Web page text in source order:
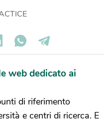
web dedicato ai
di riferimento
e centri di ricerca. E